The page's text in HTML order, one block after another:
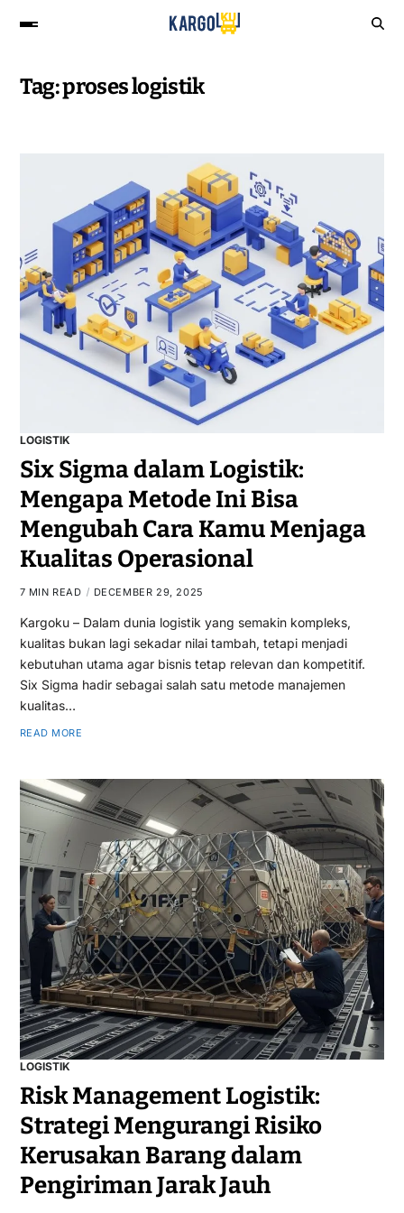
Tag:proses logistik
LOGISTIK
Six Sigma dalam Logistik:
Mengapa Metode Ini Bisa
Mengubah Cara Kamu Menjaga
Kualitas Operasional
7 MIN READ DECEMBER 29, 2025
Kargoku – Dalam dunia logistik yang semakin kompleks,
kualitas bukan lagi sekadar nilai tambah, tetapi menjadi
kebutuhan utama agar bisnis tetap relevan dan kompetitif.
Six Sigma hadir sebagai salah satu metode manajemen
kualitas…
READ MORE
LOGISTIK
Risk Management Logistik:
Strategi Mengurangi Risiko
Kerusakan Barang dalam
Pengiriman Jarak Jauh